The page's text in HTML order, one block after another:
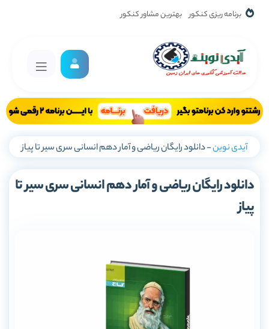
برنامه ریزی کنکور بهترین مشاور کنکور
آیدی نوین-دانلود رایگان ریاضی و آمار دهم انسانی سری سیر تا پیاز
دانلود رایگان ریاضی و آمار دهم انسانی سری سیر تا
پیاز